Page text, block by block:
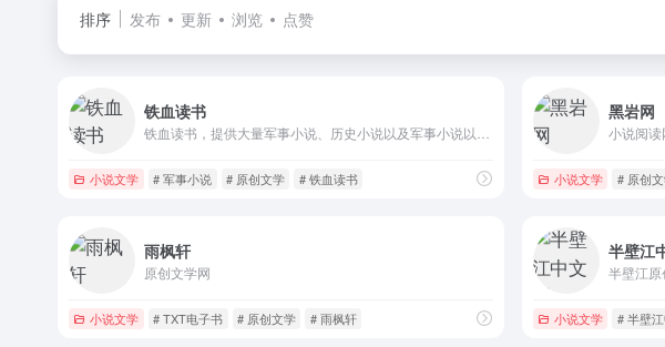
排序 发布 更新 浏览 点赞
铁血读书
小说文学 # 军事小说 # 原创文学 # 铁血读书
黑岩网
小说文学 # 原创
雨枫轩
原创文学网
小说文学 # TXT电子书 # 原创文学 # 雨枫轩
半壁江
半壁江
小说文学 # 半壁